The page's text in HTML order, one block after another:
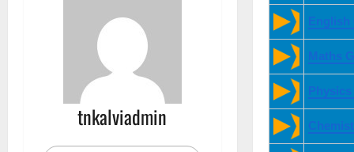
tnkalviadmin
English
Maths